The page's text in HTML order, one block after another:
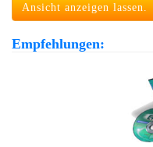
Ansicht anzeigen lassen.
Empfehlungen: